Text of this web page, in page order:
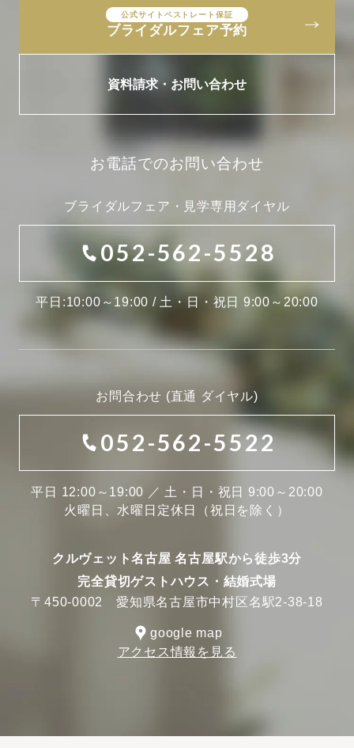
公式サイトベストレート保証
ブライダルフェア予約
資料請求・お問い合わせ
お電話でのお問い合わせ
ブライダルフェア・見学専用ダイヤル
052-562-5528
平日:10:00～19:00 / 土・日・祝日 9:00～20:00
お問合わせ (直通 ダイヤル)
052-562-5522
平日 12:00～19:00 ／ 土・日・祝日 9:00～20:00
火曜日、水曜日定休日（祝日を除く）
クルヴェット名古屋 名古屋駅から徒歩3分
完全貸切ゲストハウス・結婚式場
〒450-0002 愛知県名古屋市中村区名駅2-38-18
google map
アクセス情報を見る